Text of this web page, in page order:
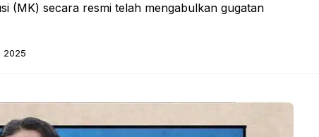
(MK) secara resmi telah mengabulkan gugatan
2025